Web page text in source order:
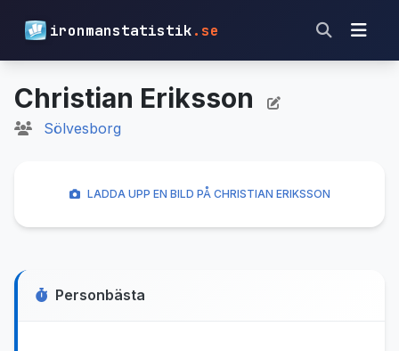
ironmanstatistik.se
Christian Eriksson
Sölvesborg
Personbästa
LADDA UPP EN BILD PÅ CHRISTIAN ERIKSSON